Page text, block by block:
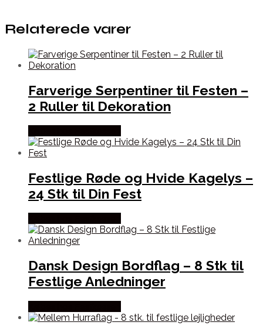
Relaterede varer
Farverige Serpentiner til Festen –
2 Ruller til Dekoration
Festlige Røde og Hvide Kagelys –
24 Stk til Din Fest
Dansk Design Bordflag – 8 Stk til
Festlige Anledninger